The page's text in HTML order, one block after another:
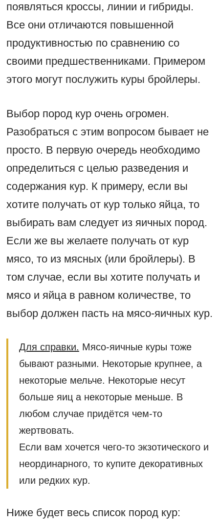
появляться кроссы, линии и гибриды.
Все они отличаются повышенной
продуктивностью по сравнению со
своими предшественниками. Примером
этого могут послужить куры бройлеры.
Выбор пород кур очень огромен.
Разобраться с этим вопросом бывает не
просто. В первую очередь необходимо
определиться с целью разведения и
содержания кур. К примеру, если вы
хотите получать от кур только яйца, то
выбирать вам следует из яичных пород.
Если же вы желаете получать от кур
мясо, то из мясных (или бройлеры). В
том случае, если вы хотите получать и
мясо и яйца в равном количестве, то
выбор должен пасть на мясо-яичных кур.
Для справки. Мясо-яичные куры тоже
бывают разными. Некоторые крупнее, а
некоторые мельче. Некоторые несут
больше яиц а некоторые меньше. В
любом случае придётся чем-то
жертвовать.
Если вам хочется чего-то экзотического и
неординарного, то купите декоративных
или редких кур.
Ниже будет весь список пород кур: